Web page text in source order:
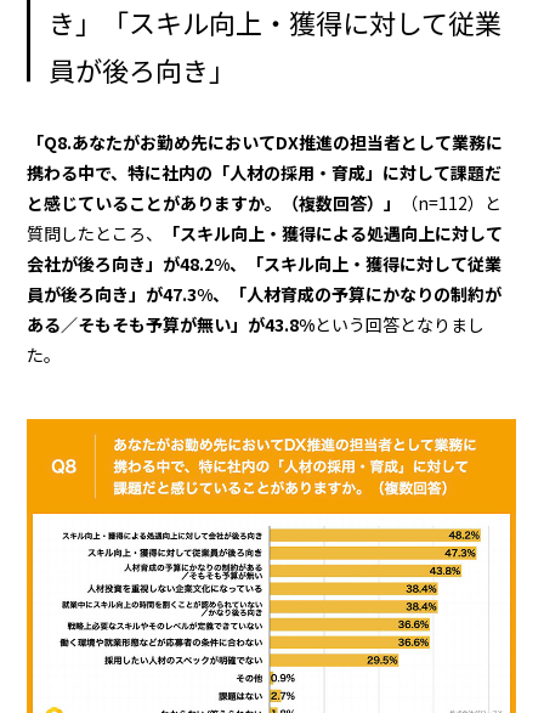
き」「スキル向上・獲得に対して従業
員が後ろ向き」
「Q8.あなたがお勤め先においてDX推進の担当者として業務に
携わる中で、特に社内の「人材の採用・育成」に対して課題だ
と感じていることがありますか。（複数回答）」
（n=112）と
質問したところ、
「スキル向上・獲得による処遇向上に対して
会社が後ろ向き」が48.2%、「スキル向上・獲得に対して従業
員が後ろ向き」が47.3%、「人材育成の予算にかなりの制約が
ある／そもそも予算が無い」が43.8%という回答となりまし
た。